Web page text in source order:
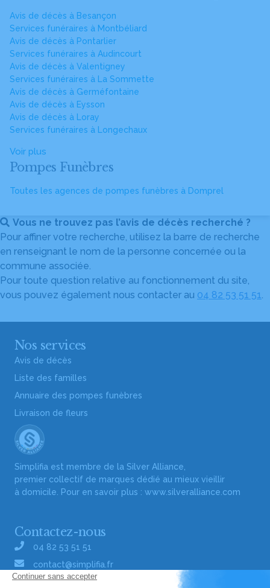
Avis de décès à Besançon
Services funéraires à Montbéliard
Avis de décès à Pontarlier
Services funéraires à Audincourt
Avis de décès à Valentigney
Services funéraires à La Sommette
Avis de décès à Germéfontaine
Avis de décès à Eysson
Avis de décès à Loray
Services funéraires à Longechaux
Voir plus
Pompes Funèbres
Toutes les agences de pompes funèbres à Domprel
Vous ne trouvez pas l’avis de décès recherché ?
Pour affiner votre recherche, utilisez la barre de recherche
en renseignant le nom de la personne concernée ou la
commune associée.
Pour toute question relative au fonctionnement du site,
vous pouvez également nous contacter au 04 82 53 51 51.
Nos services
Avis de décès
Liste des familles
Annuaire des pompes funèbres
Livraison de fleurs
Simplifia est membre de la Silver Alliance,
premier collectif de marques dédié au mieux vieillir
à domicile. Pour en savoir plus : www.silveralliance.com
Contactez-nous
04 82 53 51 51
contact@simplifia.fr